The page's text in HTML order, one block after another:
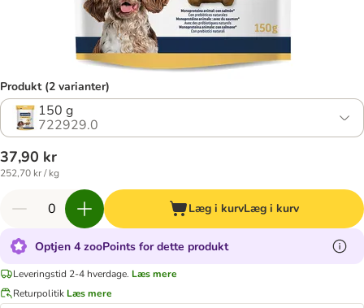
Produkt (2 varianter)
150 g
722929.0
37,90 kr
252,70 kr / kg
Læg i kurvLæg i kurv
Optjen 4 zooPoints for dette produkt
Leveringstid 2-4 hverdage. Læs mere
Returpolitik Læs mere